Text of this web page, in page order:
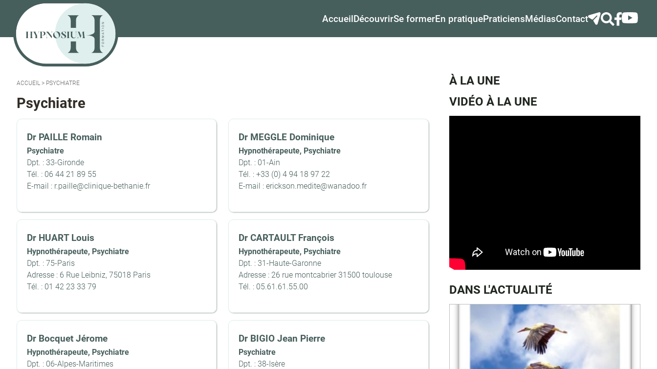
AccueilDécouvrirSe formerEn pratiquePraticiensMédiasContact
ACCUEIL > PSYCHIATRE
Psychiatre
Dr PAILLE Romain
Psychiatre
Dpt. : 33-Gironde
Tél. : 06 44 21 89 55
E-mail : r.paille@clinique-bethanie.fr
Dr MEGGLE Dominique
Hypnothérapeute, Psychiatre
Dpt. : 01-Ain
Tél. : +33 (0) 4 94 18 97 22
E-mail : erickson.medite@wanadoo.fr
Dr HUART Louis
Hypnothérapeute, Psychiatre
Dpt. : 75-Paris
Adresse : 6 Rue Leibniz, 75018 Paris
Tél. : 01 42 23 33 79
Dr CARTAULT François
Hypnothérapeute, Psychiatre
Dpt. : 31-Haute-Garonne
Adresse : 26 rue montcabrier 31500 toulouse
Tél. : 05.61.61.55.00
Dr Bocquet Jérome
Hypnothérapeute, Psychiatre
Dpt. : 06-Alpes-Maritimes
Dr BIGIO Jean Pierre
Psychiatre
Dpt. : 38-Isère
À LA UNE
VIDÉO À LA UNE
DANS L'ACTUALITÉ